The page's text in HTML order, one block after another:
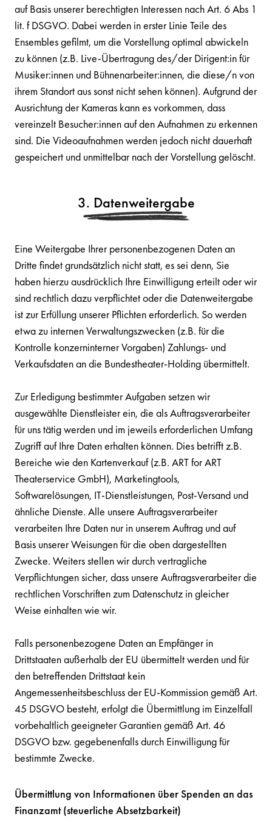
auf Basis unserer berechtigten Interessen nach Art. 6 Abs 1
lit. f DSGVO. Dabei werden in erster Linie Teile des
Ensembles gefilmt, um die Vorstellung optimal abwickeln
zu können (z.B. Live-Übertragung des/der Dirigent:in für
Musiker:innen und Bühnenarbeiter:innen, die diese/n von
ihrem Standort aus sonst nicht sehen können). Aufgrund der
Ausrichtung der Kameras kann es vorkommen, dass
vereinzelt Besucher:innen auf den Aufnahmen zu erkennen
sind. Die Videoaufnahmen werden jedoch nicht dauerhaft
gespeichert und unmittelbar nach der Vorstellung gelöscht.
3. Datenweitergabe
Eine Weitergabe Ihrer personenbezogenen Daten an
Dritte findet grundsätzlich nicht statt, es sei denn, Sie
haben hierzu ausdrücklich Ihre Einwilligung erteilt oder wir
sind rechtlich dazu verpflichtet oder die Datenweitergabe
ist zur Erfüllung unserer Pflichten erforderlich. So werden
etwa zu internen Verwaltungszwecken (z.B. für die
Kontrolle konzerninterner Vorgaben) Zahlungs- und
Verkaufsdaten an die Bundestheater-Holding übermittelt.
Zur Erledigung bestimmter Aufgaben setzen wir
ausgewählte Dienstleister ein, die als Auftragsverarbeiter
für uns tätig werden und im jeweils erforderlichen Umfang
Zugriff auf Ihre Daten erhalten können. Dies betrifft z.B.
Bereiche wie den Kartenverkauf (z.B. ART for ART
Theaterservice GmbH), Marketingtools,
Softwarelösungen, IT-Dienstleistungen, Post-Versand und
ähnliche Dienste. Alle unsere Auftragsverarbeiter
verarbeiten Ihre Daten nur in unserem Auftrag und auf
Basis unserer Weisungen für die oben dargestellten
Zwecke. Weiters stellen wir durch vertragliche
Verpflichtungen sicher, dass unsere Auftragsverarbeiter die
rechtlichen Vorschriften zum Datenschutz in gleicher
Weise einhalten wie wir.
Falls personenbezogene Daten an Empfänger in
Drittstaaten außerhalb der EU übermittelt werden und für
den betreffenden Drittstaat kein
Angemessenheitsbeschluss der EU-Kommission gemäß Art.
45 DSGVO besteht, erfolgt die Übermittlung im Einzelfall
vorbehaltlich geeigneter Garantien gemäß Art. 46
DSGVO bzw. gegebenenfalls durch Einwilligung für
bestimmte Zwecke.
Übermittlung von Informationen über Spenden an das
Finanzamt (steuerliche Absetzbarkeit)